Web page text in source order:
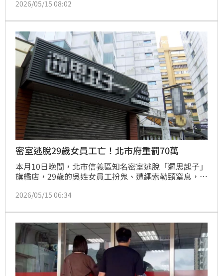
天下午，前往台北醫學大學附設醫院相驗，吳女的哥哥
一語，相驗結束後快步離開。
2026/05/15 08:02
密室逃脫29歲女員工亡！北市府重罰70萬
本月10日晚間，北市信義區知名密室逃脫「邏思起子」
旗艦店，29歲的吳姓女員工扮鬼、遭繩索勒頸窒息，經
對公司負責人追加提告過失致死罪。對此，台北市府指
府第一時間勒令業者停業、各局處也針對各項目陸續稽
查，目前共計開罰70萬，持續調查、嚴懲不貸。
2026/05/15 06:34